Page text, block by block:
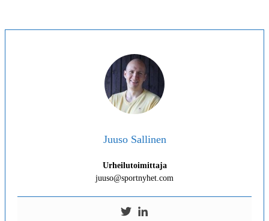
Juuso Sallinen
Urheilutoimittaja
juuso@sportnyhet.com